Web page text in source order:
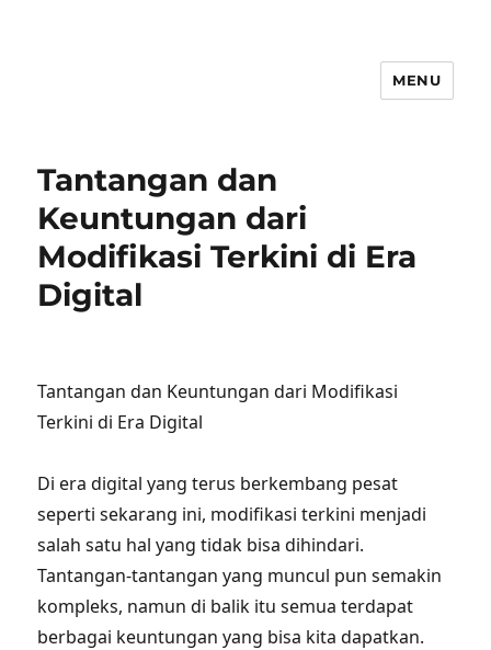
MENU
Tantangan dan
Keuntungan dari
Modifikasi Terkini di Era
Digital
Tantangan dan Keuntungan dari Modifikasi
Terkini di Era Digital
Di era digital yang terus berkembang pesat
seperti sekarang ini, modifikasi terkini menjadi
salah satu hal yang tidak bisa dihindari.
Tantangan-tantangan yang muncul pun semakin
kompleks, namun di balik itu semua terdapat
berbagai keuntungan yang bisa kita dapatkan.